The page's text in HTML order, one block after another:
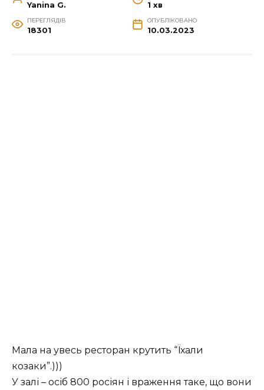
Yanina G. 1 хв
ПЕРЕГЛЯДІВ
18301
ОПУБЛІКОВАНО
10.03.2023
Мала на увесь ресторан крутить “Їхали
козаки”.)))
У залі – осіб 800 росіян і враження таке, що вони